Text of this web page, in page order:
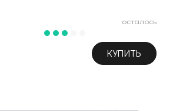
осталось
КУПИТЬ